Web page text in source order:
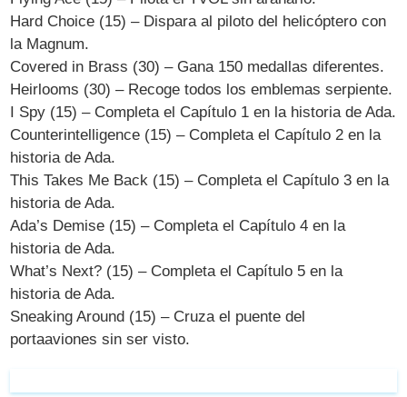
Hard Choice (15) – Dispara al piloto del helicóptero con
la Magnum.
Covered in Brass (30) – Gana 150 medallas diferentes.
Heirlooms (30) – Recoge todos los emblemas serpiente.
I Spy (15) – Completa el Capítulo 1 en la historia de Ada.
Counterintelligence (15) – Completa el Capítulo 2 en la
historia de Ada.
This Takes Me Back (15) – Completa el Capítulo 3 en la
historia de Ada.
Ada’s Demise (15) – Completa el Capítulo 4 en la
historia de Ada.
What’s Next? (15) – Completa el Capítulo 5 en la
historia de Ada.
Sneaking Around (15) – Cruza el puente del
portaaviones sin ser visto.